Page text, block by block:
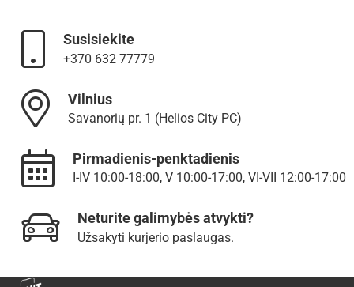
Susisiekite
+370 632 77779
Vilnius
Savanorių pr. 1 (Helios City PC)
Pirmadienis-penktadienis
I-IV 10:00-18:00, V 10:00-17:00, VI-VII 12:00-17:00
Neturite galimybės atvykti?
Užsakyti kurjerio paslaugas.